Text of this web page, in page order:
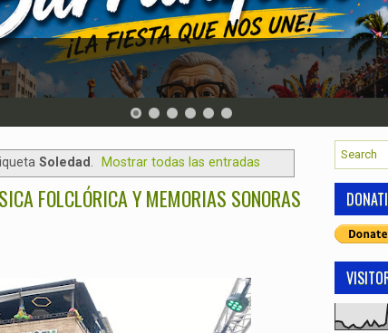
Soledad . Mostrar todas las entradas
FOLCLÓRICA Y MEMORIAS SONORAS